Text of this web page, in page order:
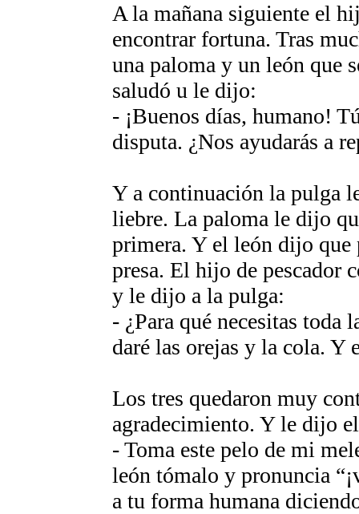
A la mañana siguiente el
encontrar fortuna. Tras
una paloma y un león que
saludó u le dijo:
- ¡Buenos días, humano!
disputa. ¿Nos ayudarás a
Y a continuación la pulga
liebre. La paloma le dijo
primera. Y el león dijo que
presa. El hijo de pescador
y le dijo a la pulga:
- ¿Para qué necesitas toda
daré las orejas y la cola. Y
Los tres quedaron muy
agradecimiento. Y le dijo
- Toma este pelo de mi
león tómalo y pronuncia
a tu forma humana